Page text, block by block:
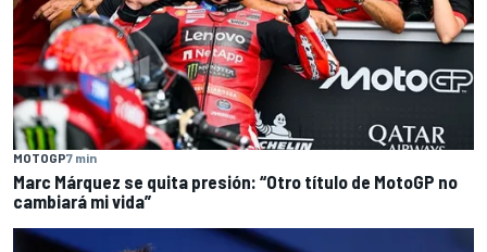
MOTOGP7 min
Marc Márquez se quita presión: “Otro título de MotoGP no
cambiará mi vida”